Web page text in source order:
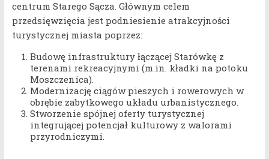
centrum Starego Sącza. Głównym celem
przedsięwzięcia jest podniesienie atrakcyjności
turystycznej miasta poprzez:
Budowę infrastruktury łączącej Starówkę z
terenami rekreacyjnymi (m.in. kładki na potoku
Moszczenica).
Modernizację ciągów pieszych i rowerowych w
obrębie zabytkowego układu urbanistycznego.
Stworzenie spójnej oferty turystycznej
integrującej potencjał kulturowy z walorami
przyrodniczymi.